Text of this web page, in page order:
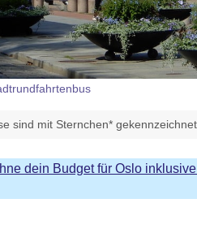
sind mit Sternchen*
dein Budget für Oslo